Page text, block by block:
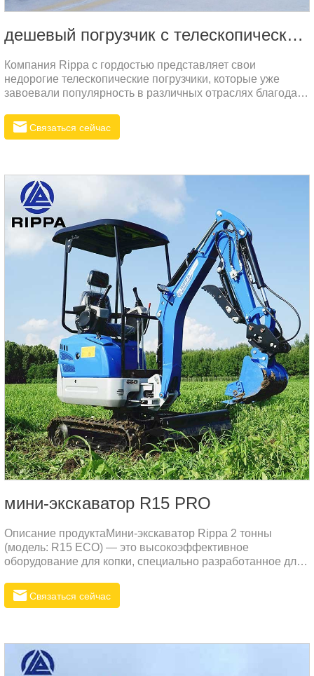
дешевый погрузчик с телескопической стрелой
Компания Rippa с гордостью представляет свои
недорогие телескопические погрузчики, которые уже
завоевали популярность в различных отраслях благодаря
преимущества нашего производства
включают:Современное оборудованиеМы используем
Связаться сейчас
мини-экскаватор R15 PRO
Описание продуктаМини-экскаватор Rippa 2 тонны
(модель: R15 ECO) — это высокоэффективное
оборудование для копки, специально разработанное для
Связаться сейчас